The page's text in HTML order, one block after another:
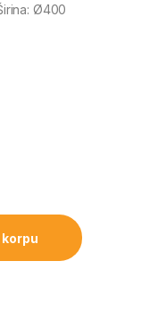
Ø400
korpu